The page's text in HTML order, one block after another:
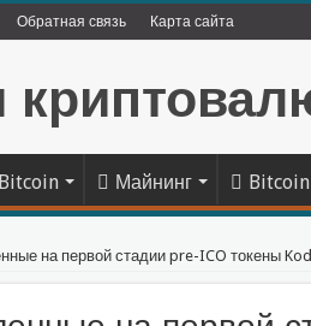
Обратная связь Карта сайта
Майнинг
на первой стадии pre-ICO токены